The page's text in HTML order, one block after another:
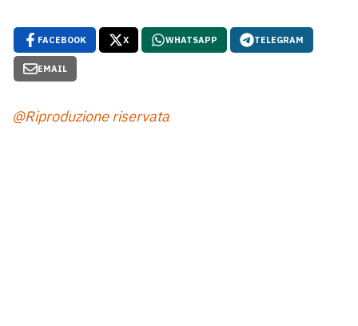
FACEBOOK X WHATSAPP TELEGRAM
EMAIL
@Riproduzione riservata